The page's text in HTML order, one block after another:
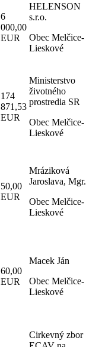
6
000,00
EUR
HELENSON
s.r.o.
Obec Melčice-
Lieskové
174
871,53
EUR
Ministerstvo
životného
prostredia SR
Obec Melčice-
Lieskové
50,00
EUR
Mráziková
Jaroslava, Mgr.
Obec Melčice-
Lieskové
60,00
EUR
Macek Ján
Obec Melčice-
Lieskové
Cirkevný zbor